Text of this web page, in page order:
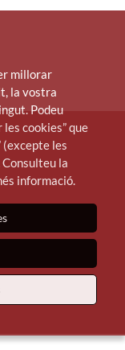
millorar
la vostra
Podeu
les cookies” que
(excepte les
la
informació.